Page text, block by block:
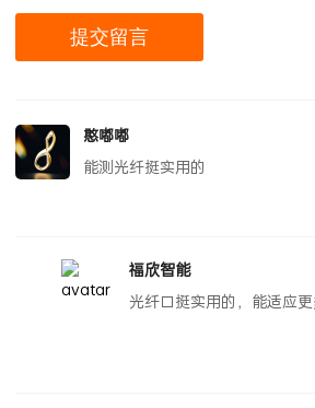
憨嘟嘟
能测光纤挺实用的
福欣智能
光纤口挺实用的，能适应